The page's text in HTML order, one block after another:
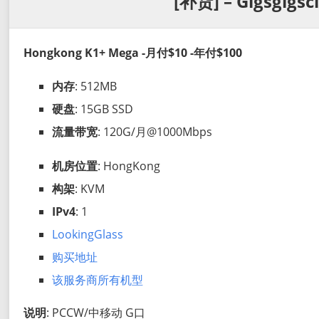
Hongkong K1+ Mega -月付$10 -年付$100
内存: 512MB
硬盘: 15GB SSD
流量带宽: 120G/月@1000Mbps
机房位置: HongKong
构架: KVM
IPv4: 1
LookingGlass
购买地址
该服务商所有机型
说明: PCCW/中移动 G口